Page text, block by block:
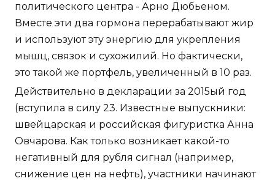
политического центра - Арно Дюбьеном.
Вместе эти два гормона перерабатывают жир
и используют эту энергию для укрепления
мышц, связок и сухожилий. Но фактически,
это такой же портфель, увеличенный в 10 раз.
Действительно в декларации за 2015ый год
(вступила в силу 23. Известные выпускники:
швейцарская и российская фигуристка Анна
Овчарова. Как только возникает какой-то
негативный для рубля сигнал (например,
снижение цен на нефть), участники начинают